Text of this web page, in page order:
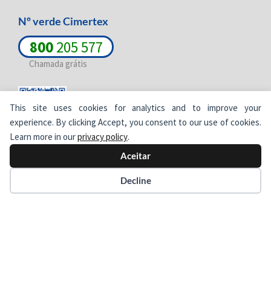
This site uses cookies for analytics and to improve your
experience. By clicking Accept, you consent to our use of cookies.
Learn more in ourprivacy policy.
Aceitar
Decline
Nº verde Cimertex
800205 577
Chamada grátis